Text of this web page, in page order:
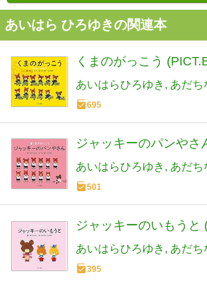
あいはら ひろゆきの関連本
くまのがっこう
あいはらひろゆき あだち
695
ジャッキーのパンやさ
あいはらひろゆき あだち
501
ジャッキーのいもうと
あいはらひろゆき あだち
395